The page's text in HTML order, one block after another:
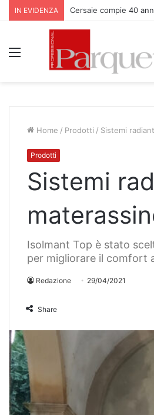
IN EVIDENZA Parquet Bauwerk
Home / Prodotti / Sistemi
Prodotti
Sistemi
Isolmant Top è stato
per migliorare il comfort
Redazione 29/04/2021
Share